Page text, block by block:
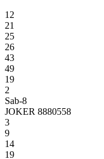
12
21
25
26
43
49
19
2
Sab-8
JOKER 8880558
3
9
14
19